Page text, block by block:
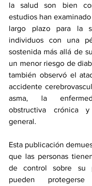
la salud son bien
estudios han
largo plazo para la
individuos con una
sostenida más allá de
un menor riesgo de
también observó el
accidente
asma, la
obstructiva crónica
general.
Esta publicación
que las personas
de control sobre su
pueden